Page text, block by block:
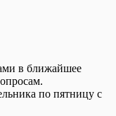
в ближайшее
по пятницу с